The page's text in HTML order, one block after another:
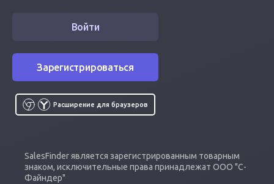
Войти
Зарегистрироваться
Расширение для браузеров
SalesFinder является зарегистрированным товарным
знаком, исключительные права принадлежат ООО "С-
Файндер"